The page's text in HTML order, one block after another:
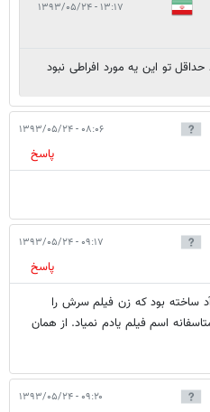
۱۳:۱۷ - ۱۳۹۳/۰۵/۲۴
تو این یه مورد افراطی نبود
۰۸:۰۶ - ۱۳۹۳/۰۵/۲۴
پاسخ
۰۹:۱۷ - ۱۳۹۳/۰۵/۲۴
پاسخ
ساخته بود که زن فیلم سرش را
اسم فیلم یادم نمیاد. از همان
۰۹:۲۰ - ۱۳۹۳/۰۵/۲۴